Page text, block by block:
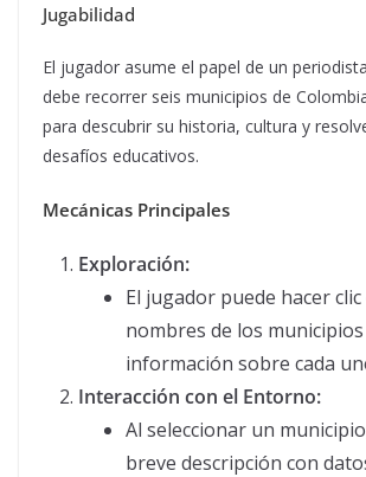
Jugabilidad
El jugador asume el papel de un
debe recorrer seis municipios de
para descubrir su historia, cultura y
desafíos educativos.
Mecánicas Principales
Exploración:
El jugador puede hacer
nombres de los
información sobre cada
Interacción con el Entorno:
Al seleccionar un
breve descripción con